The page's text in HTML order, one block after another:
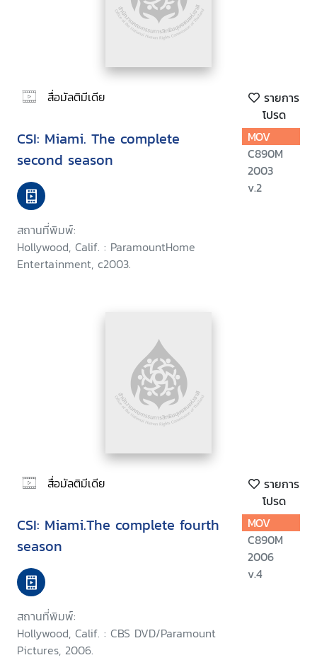
สื่อมัลติมีเดีย
รายการ
โปรด
CSI: Miami. The complete
second season
สถานที่พิมพ์:
Hollywood, Calif. : ParamountHome
Entertainment, c2003.
MOV
C890M
2003
v.2
สื่อมัลติมีเดีย
รายการ
โปรด
CSI: Miami.The complete fourth
season
สถานที่พิมพ์:
Hollywood, Calif. : CBS DVD/Paramount
Pictures, 2006.
MOV
C890M
2006
v.4